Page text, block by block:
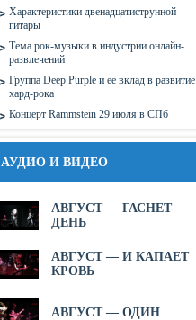
Характеристики двенадцатиструнной
гитары
Тема рок-музыки в индустрии онлайн-
развлечений
Группа Deep Purple и ее вклад в развитие
хард-рока
Концерт Rammstein 29 июля в СПб
АУДИО И ВИДЕО
АВГУСТ — ГАСНЕТ
ДЕНЬ
АВГУСТ — И КАПАЕТ
КРОВЬ
АВГУСТ — ОДИН